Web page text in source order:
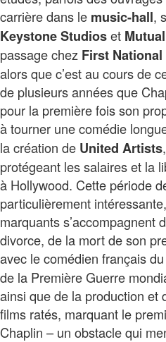
carrière dans le music-hall,
Keystone Studioset
passage chez First National
alors que c’est au cours de
de plusieurs années que
pour la première fois son
à tourner une comédie
la création de United Artists
protégeant les salaires et la
à Hollywood. Cette période
particulièrement
marquants s’accompagnent
divorce, de la mort de son
avec le comédien français
de la Première Guerre
ainsi que de la production et
films ratés, marquant le
Chaplin – un obstacle qui